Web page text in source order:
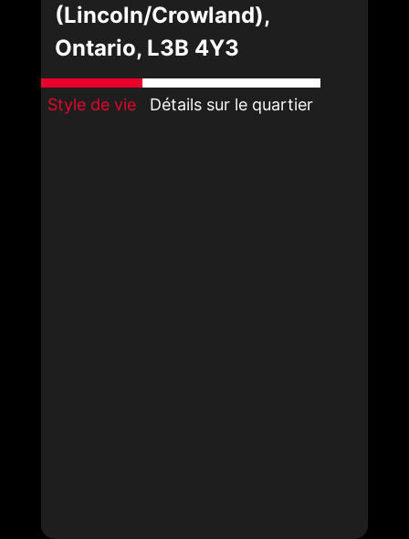
(Lincoln/Crowland),
Ontario, L3B 4Y3
Style de vie Détails sur le quartier